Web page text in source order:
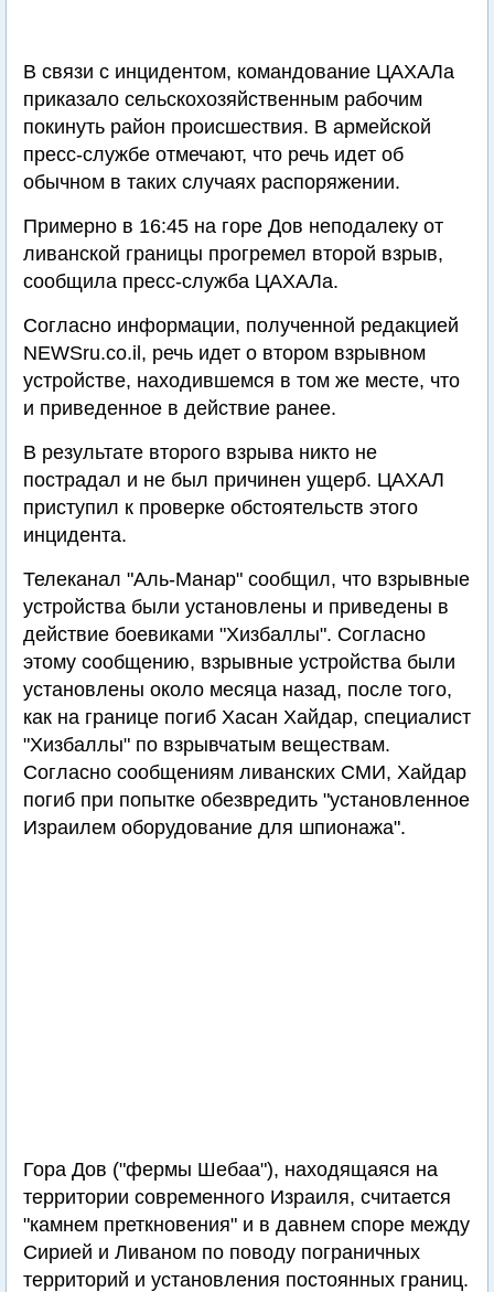
В связи с инцидентом, командование ЦАХАЛа
приказало сельскохозяйственным рабочим
покинуть район происшествия. В армейской
пресс-службе отмечают, что речь идет об
обычном в таких случаях распоряжении.
Примерно в 16:45 на горе Дов неподалеку от
ливанской границы прогремел второй взрыв,
сообщила пресс-служба ЦАХАЛа.
Согласно информации, полученной редакцией
NEWSru.co.il, речь идет о втором взрывном
устройстве, находившемся в том же месте, что
и приведенное в действие ранее.
В результате второго взрыва никто не
пострадал и не был причинен ущерб. ЦАХАЛ
приступил к проверке обстоятельств этого
инцидента.
Телеканал "Аль-Манар" сообщил, что взрывные
устройства были установлены и приведены в
действие боевиками "Хизбаллы". Согласно
этому сообщению, взрывные устройства были
установлены около месяца назад, после того,
как на границе погиб Хасан Хайдар, специалист
"Хизбаллы" по взрывчатым веществам.
Согласно сообщениям ливанских СМИ, Хайдар
погиб при попытке обезвредить "установленное
Израилем оборудование для шпионажа".
Гора Дов ("фермы Шебаа"), находящаяся на
территории современного Израиля, считается
"камнем преткновения" и в давнем споре между
Сирией и Ливаном по поводу пограничных
территорий и установления постоянных границ.